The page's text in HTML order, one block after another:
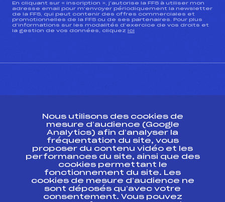
En cliquant sur « inscription », j’autorise la FFS à utiliser mon
adresse email pour m’envoyer périodiquement la newsletter
de la FFS, qui peut contenir des offres commerciales et
promotionnelles de la FFS ou de ses partenaires. Pour plus
d’informations sur les modalités d’exercice de vos droits et
la gestion de vos données, cliquez ici
Ressources
Pass’Neige
Projet sportif fédéral
Projet de performance fédéral
Antidopage
Nous utilisons des cookies de
mesure d’audience (Google
Analytics) afin d’analyser la
fréquentation du site, vous
proposer du contenu vidéo et les
performances du site, ainsi que des
cookies permettant le
fonctionnement du site. Les
cookies de mesure d’audience ne
sont déposés qu’avec votre
consentement. Vous pouvez